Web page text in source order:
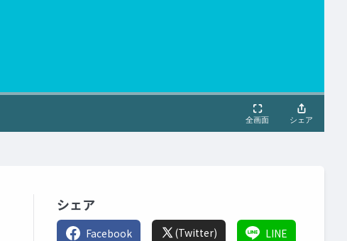
シェア
Facebook (Twitter) LINE